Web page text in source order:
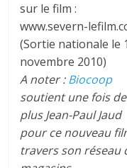
sur le film :
www.severn-
(Sortie nationale le
novembre 2010)
A noter :Biocoop
soutient une fois de
plus Jean-Paul Jaud
pour ce nouveau
travers son réseau